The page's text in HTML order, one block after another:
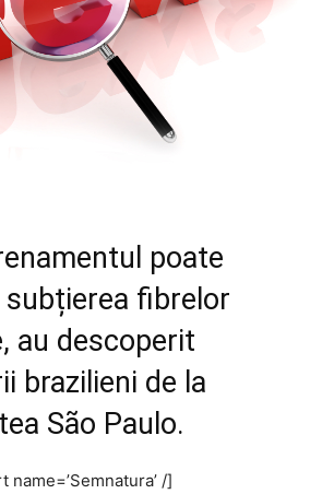
poate
fibrelor
au descoperit
brazilieni de la
São Paulo.
/]